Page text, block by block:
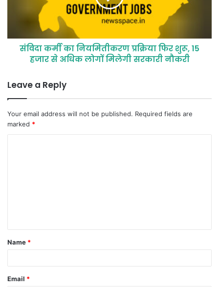
संविदा कर्मी का नियमितीकरण प्रक्रिया फिर शुरू, 15
हजार से अधिक लोगों मिलेगी सरकारी नौकरी
Leave a Reply
Your email address will not be published. Required fields are
marked *
t
*
Name *
Email *